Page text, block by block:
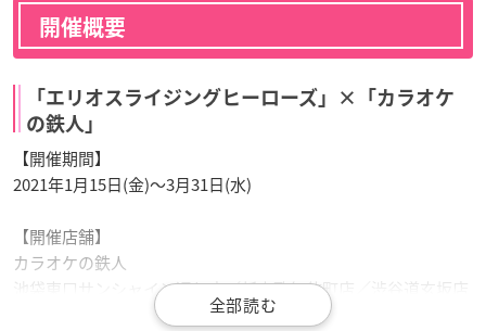
開催概要
「エリオスライジングヒーローズ」×「カラオケ
の鉄人」
【開催期間】
2021年1月15日(金)～3月31日(水)
【開催店舗】
カラオケの鉄人
池袋東口サンシャイン通り店／新宿歌舞伎町店／渋谷道玄坂店
／秋葉原昭和通り口店／桜木町店／船橋店